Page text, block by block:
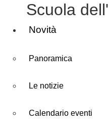
Scuola
Novità
Panoramica
Le notizie
Calendario eventi